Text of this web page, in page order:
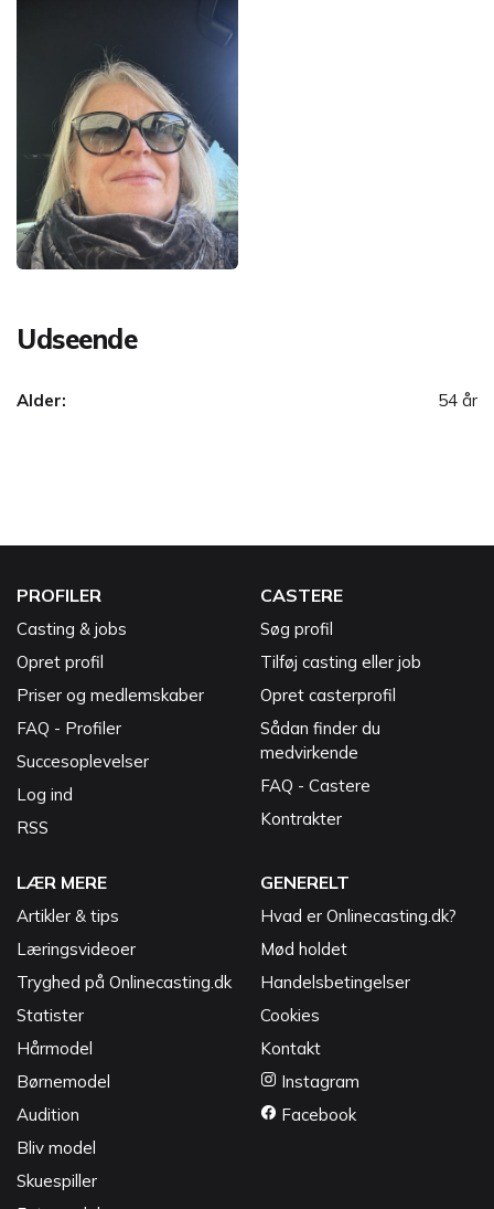
Udseende
Alder: 54 år
PROFILER
Casting & jobs
Opret profil
Priser og medlemskaber
FAQ - Profiler
Succesoplevelser
Log ind
RSS
CASTERE
Søg profil
Tilføj casting eller job
Opret casterprofil
Sådan finder du
medvirkende
FAQ - Castere
Kontrakter
LÆR MERE
Artikler & tips
Læringsvideoer
Tryghed på Onlinecasting.dk
Statister
Hårmodel
Børnemodel
Audition
Bliv model
Skuespiller
GENERELT
Hvad er Onlinecasting.dk?
Mød holdet
Handelsbetingelser
Cookies
Kontakt
Instagram
Facebook